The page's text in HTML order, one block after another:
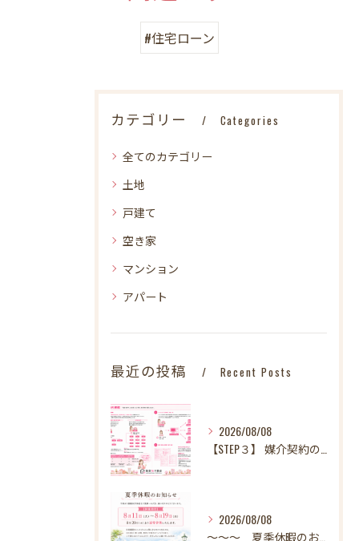
#住宅ローン
カテゴリー Categories
全てのカテゴリー
土地
戸建て
空き家
マンション
アパート
最近の投稿 Recent Posts
2026/08/08
2026/08/08